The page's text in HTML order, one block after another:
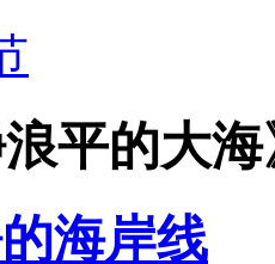
平的大
海岸线